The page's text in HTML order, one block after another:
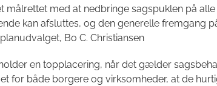
målrettet med at nedbringe sagspuklen på
kan afsluttes, og den generelle fremgang
Bo C. Christiansen
en topplacering, når det gælder
for både borgere og virksomheder, at de